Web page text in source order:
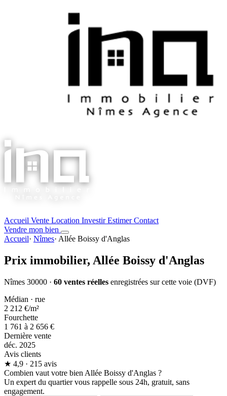
Accueil Vente Location InvestirEstimerContact
Vendre mon bien
Accueil· Nîmes· Allée Boissy d'Anglas
Prix immobilier, Allée Boissy d'Anglas
Nîmes 30000 · 60 ventes réelles enregistrées sur cette voie (DVF)
Médian · rue
2 212 €/m²
Fourchette
1 761 à 2 656 €
Dernière vente
déc. 2025
Avis clients
★ 4,9 · 215 avis
Combien vaut votre bien Allée Boissy d'Anglas ?
Un expert du quartier vous rappelle sous 24h, gratuit, sans
engagement.